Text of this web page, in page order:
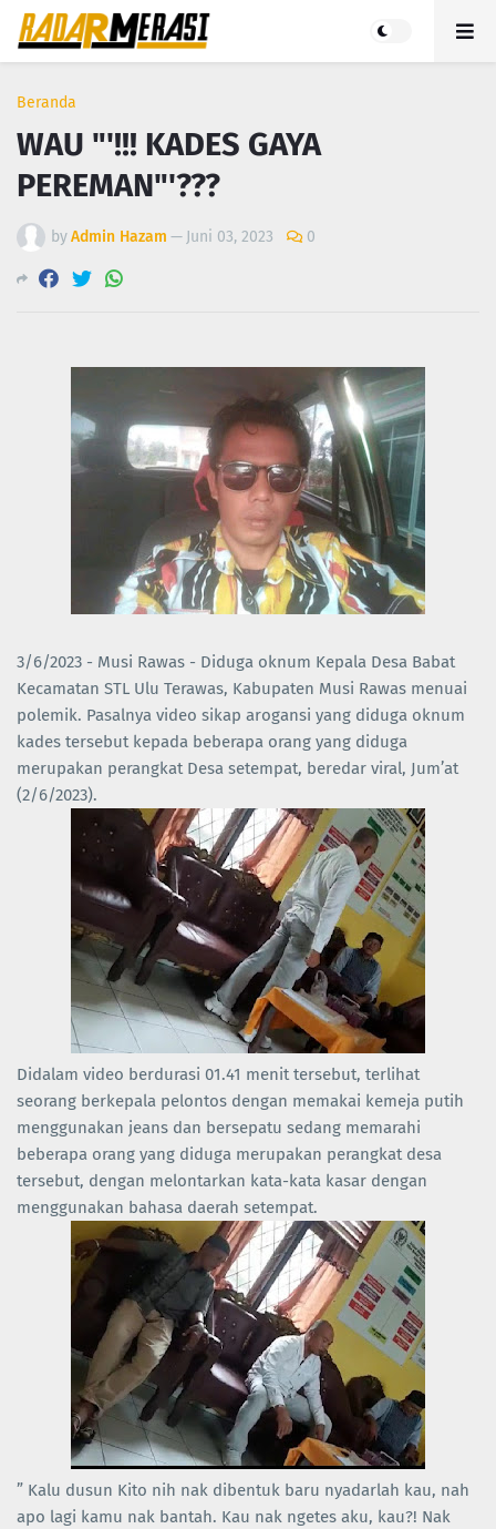
Beranda
WAU "'!!! KADES GAYA
PEREMAN"'???
byAdmin Hazam — Juni 03, 2023 0
3/6/2023 - Musi Rawas - Diduga oknum Kepala Desa Babat
Kecamatan STL Ulu Terawas, Kabupaten Musi Rawas menuai
polemik. Pasalnya video sikap arogansi yang diduga oknum
kades tersebut kepada beberapa orang yang diduga
merupakan perangkat Desa setempat, beredar viral, Jum’at
(2/6/2023).
Didalam video berdurasi 01.41 menit tersebut, terlihat
seorang berkepala pelontos dengan memakai kemeja putih
menggunakan jeans dan bersepatu sedang memarahi
beberapa orang yang diduga merupakan perangkat desa
tersebut, dengan melontarkan kata-kata kasar dengan
menggunakan bahasa daerah setempat.
” Kalu dusun Kito nih nak dibentuk baru nyadarlah kau, nah
apo lagi kamu nak bantah. Kau nak ngetes aku, kau?! Nak